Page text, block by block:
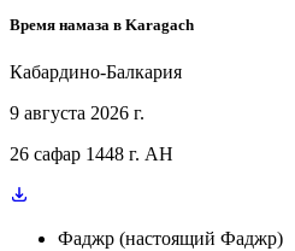
Время намаза в Karagach
Кабардино-Балкария
9 августа 2026 г.
26 сафар 1448 г. AH
Фаджр (настоящий Фаджр)